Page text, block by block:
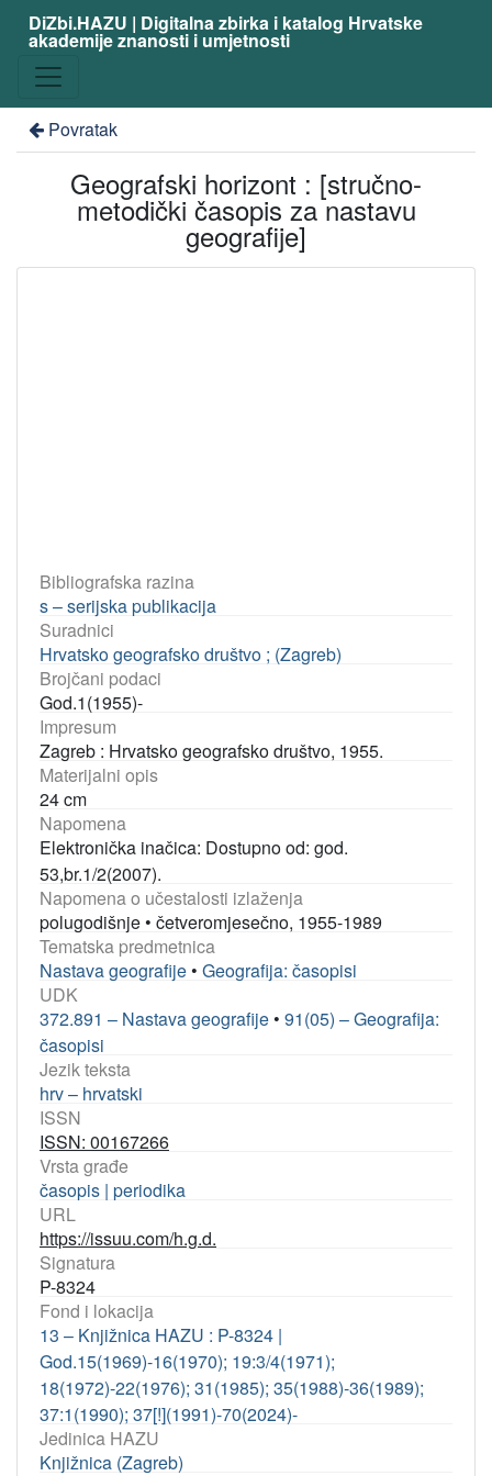
DiZbi.HAZU | Digitalna zbirka i katalog Hrvatske
akademije znanosti i umjetnosti
Povratak
Geografski horizont : [stručno-
metodički časopis za nastavu
geografije]
Bibliografska razina
s – serijska publikacija
Suradnici
Hrvatsko geografsko društvo ; (Zagreb)
Brojčani podaci
God.1(1955)-
Impresum
Zagreb : Hrvatsko geografsko društvo, 1955.
Materijalni opis
24 cm
Napomena
Elektronička inačica: Dostupno od: god.
53,br.1/2(2007).
Napomena o učestalosti izlaženja
polugodišnje • četveromjesečno, 1955-1989
Tematska predmetnica
Nastava geografije • Geografija: časopisi
UDK
372.891 – Nastava geografije • 91(05) – Geografija:
časopisi
Jezik teksta
hrv – hrvatski
ISSN
ISSN: 00167266
Vrsta građe
časopis | periodika
URL
https://issuu.com/h.g.d.
Signatura
P-8324
Fond i lokacija
13 – Knjižnica HAZU : P-8324 |
God.15(1969)-16(1970); 19:3/4(1971);
18(1972)-22(1976); 31(1985); 35(1988)-36(1989);
37:1(1990); 37[!](1991)-70(2024)-
Jedinica HAZU
Knjižnica (Zagreb)